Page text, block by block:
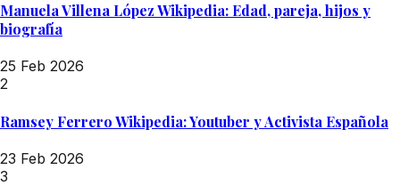
Manuela Villena López Wikipedia: Edad, pareja, hijos y
biografía
25 Feb 2026
2
Ramsey Ferrero Wikipedia: Youtuber y Activista Española
23 Feb 2026
3